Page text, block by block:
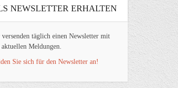
NEWSLETTER ERHALTEN
täglich einen Newsletter mit
aktuellen Meldungen.
Sie sich für den Newsletter an!